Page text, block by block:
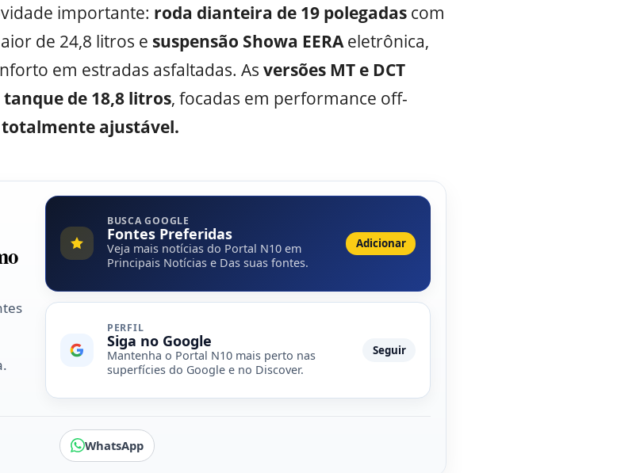
importante: roda dianteira de 19 polegadascom
de 24,8 litros e suspensão Showa EERAeletrônica,
em estradas asfaltadas. As versões MT e DCT
tanque de 18,8 litros, focadas em performance off-
totalmente ajustável.
BUSCA GOOGLE
Fontes Preferidas
Veja mais notícias do Portal N10 em
Principais Notícias e Das suas fontes.
Adicionar
PERFIL
Siga no Google
Mantenha o Portal N10 mais perto nas
superfícies do Google e no Discover.
Seguir
WhatsApp